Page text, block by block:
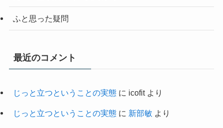
ふと思った疑問
最近のコメント
じっと立つということの実態に icofitより
じっと立つということの実態に 新部敏 より